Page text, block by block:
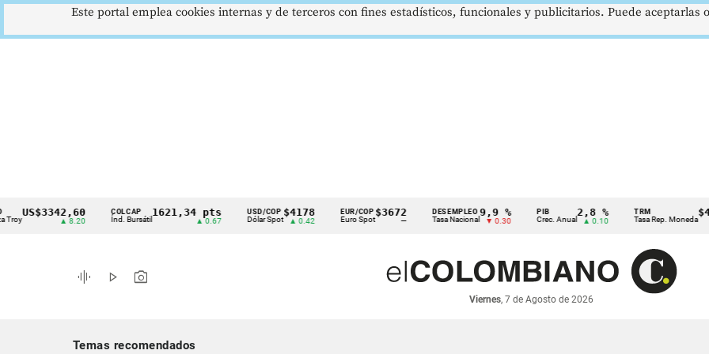
Cintillo
indicadores
económicos
COLCAP
Índ. Bursátil
1621,34 pts USD/COP
Dólar Spot
$4178
▲ 0.42
EUR/COP
Euro Spot
$3672
—
DESEMPLEO
Tasa Nacional
9,9 %
▼ 0.30
PIB
Crec. Anual
2,8 %
▲ 0.10
TRM
Tasa Rep. Moneda ▲
graphic_eq play_arrow photo_camera
Viernes, 7 de Agosto de 2026
Temas recomendados
Este portal emplea cookies internas y de terceros con fines estadísticos, funcionales y publicitarios. Puede aceptarlas